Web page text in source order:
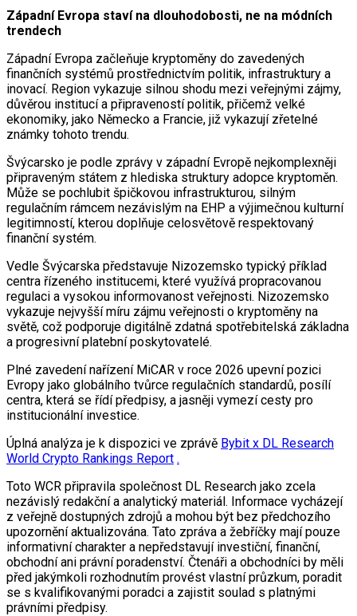
Západní Evropa staví na dlouhodobosti, ne na módních
trendech
Západní Evropa začleňuje kryptoměny do zavedených
finančních systémů prostřednictvím politik, infrastruktury a
inovací. Region vykazuje silnou shodu mezi veřejnými zájmy,
důvěrou institucí a připraveností politik, přičemž velké
ekonomiky, jako Německo a Francie, již vykazují zřetelné
známky tohoto trendu.
Švýcarsko je podle zprávy v západní Evropě nejkomplexněji
připraveným státem z hlediska struktury adopce kryptoměn.
Může se pochlubit špičkovou infrastrukturou, silným
regulačním rámcem nezávislým na EHP a výjimečnou kulturní
legitimností, kterou doplňuje celosvětově respektovaný
finanční systém.
Vedle Švýcarska představuje Nizozemsko typický příklad
centra řízeného institucemi, které využívá propracovanou
regulaci a vysokou informovanost veřejnosti. Nizozemsko
vykazuje nejvyšší míru zájmu veřejnosti o kryptoměny na
světě, což podporuje digitálně zdatná spotřebitelská základna
a progresivní platební poskytovatelé.
Plné zavedení nařízení MiCAR v roce 2026 upevní pozici
Evropy jako globálního tvůrce regulačních standardů, posílí
centra, která se řídí předpisy, a jasněji vymezí cesty pro
institucionální investice.
Úplná analýza je k dispozici ve zprávě Bybit x DL Research
World Crypto Rankings Report .
Toto WCR připravila společnost DL Research jako zcela
nezávislý redakční a analytický materiál. Informace vycházejí
z veřejně dostupných zdrojů a mohou být bez předchozího
upozornění aktualizována. Tato zpráva a žebříčky mají pouze
informativní charakter a nepředstavují investiční, finanční,
obchodní ani právní poradenství. Čtenáři a obchodníci by měli
před jakýmkoli rozhodnutím provést vlastní průzkum, poradit
se s kvalifikovanými poradci a zajistit soulad s platnými
právními předpisy.